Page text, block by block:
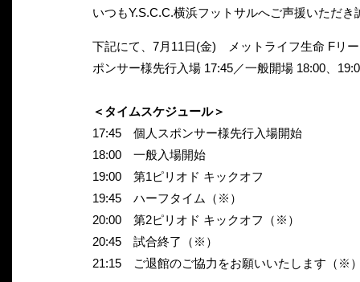
いつもY.S.C.C.横浜フットサルへご声援いただ
下記にて、7月11日(金) メットライフ生命 Fリ
ポンサー様先行入場 17:45／一般開場 18:00、
＜タイムスケジュール＞
17:45 個人スポンサー様先行入場開始
18:00 一般入場開始
19:00 第1ピリオド キックオフ
19:45 ハーフタイム（※）
20:00 第2ピリオド キックオフ（※）
20:45 試合終了（※）
21:15 ご退館のご協力をお願いいたします（※